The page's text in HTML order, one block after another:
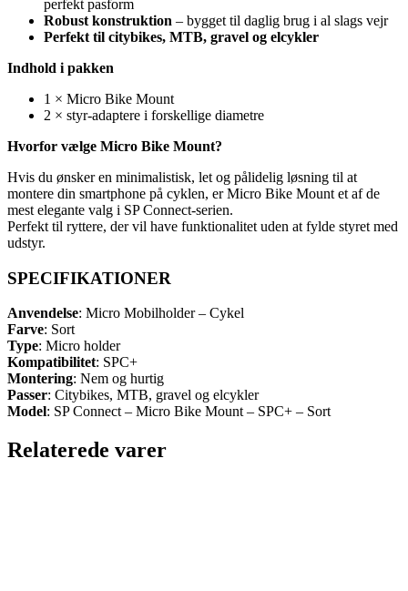
perfekt pasform
Robust konstruktion – bygget til daglig brug i al slags vejr
Perfekt til citybikes, MTB, gravel og elcykler
Indhold i pakken
1 × Micro Bike Mount
2 × styr-adaptere i forskellige diametre
Hvorfor vælge Micro Bike Mount?
Hvis du ønsker en minimalistisk, let og pålidelig løsning til at
montere din smartphone på cyklen, er Micro Bike Mount et af de
mest elegante valg i SP Connect-serien.
Perfekt til ryttere, der vil have funktionalitet uden at fylde styret med
udstyr.
SPECIFIKATIONER
Anvendelse: Micro Mobilholder – Cykel
Farve: Sort
Type: Micro holder
Kompatibilitet: SPC+
Montering: Nem og hurtig
Passer: Citybikes, MTB, gravel og elcykler
Model: SP Connect – Micro Bike Mount – SPC+ – Sort
Relaterede varer